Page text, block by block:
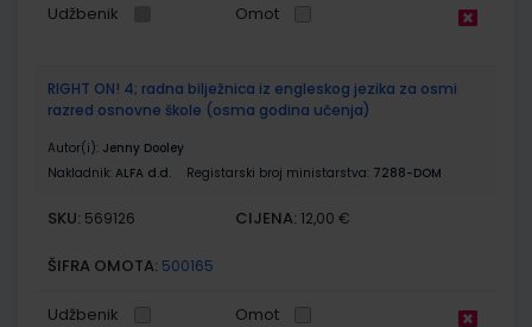
Udžbenik Omot
RIGHT ON! 4; radna bilježnica iz engleskog jezika za osmi
razred osnovne škole (osma godina učenja)
Autor(i): Jenny Dooley
Nakladnik: ALFA d.d. Registarski broj ministarstva: 7288-DOM
SKU: 569126 CIJENA: 12,00 €
ŠIFRA OMOTA: 500165
Udžbenik Omot